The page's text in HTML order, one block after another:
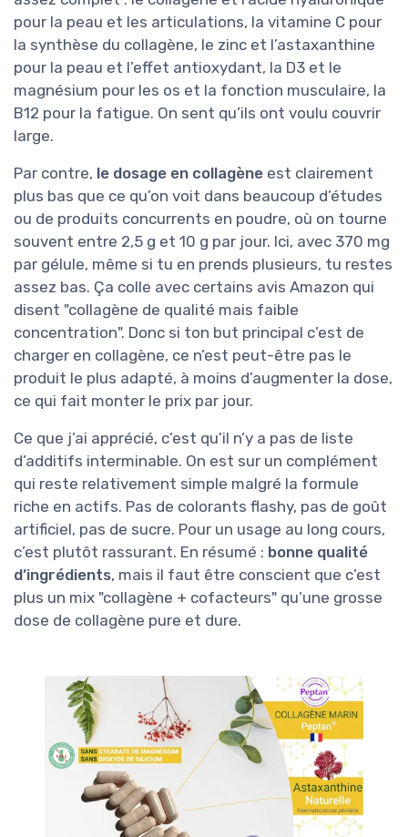
pour la peau et les articulations, la vitamine C pour
la synthèse du collagène, le zinc et l’astaxanthine
pour la peau et l’effet antioxydant, la D3 et le
magnésium pour les os et la fonction musculaire, la
B12 pour la fatigue. On sent qu’ils ont voulu couvrir
large.
Par contre, le dosage en collagène est clairement
plus bas que ce qu’on voit dans beaucoup d’études
ou de produits concurrents en poudre, où on tourne
souvent entre 2,5 g et 10 g par jour. Ici, avec 370 mg
par gélule, même si tu en prends plusieurs, tu restes
assez bas. Ça colle avec certains avis Amazon qui
disent "collagène de qualité mais faible
concentration". Donc si ton but principal c’est de
charger en collagène, ce n’est peut-être pas le
produit le plus adapté, à moins d’augmenter la dose,
ce qui fait monter le prix par jour.
Ce que j’ai apprécié, c’est qu’il n’y a pas de liste
d’additifs interminable. On est sur un complément
qui reste relativement simple malgré la formule
riche en actifs. Pas de colorants flashy, pas de goût
artificiel, pas de sucre. Pour un usage au long cours,
c’est plutôt rassurant. En résumé : bonne qualité
d’ingrédients, mais il faut être conscient que c’est
plus un mix "collagène + cofacteurs" qu’une grosse
dose de collagène pure et dure.